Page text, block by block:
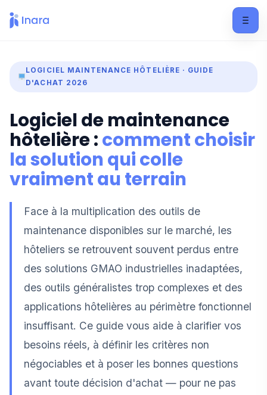
LOGICIEL MAINTENANCE HÔTELIÈRE · GUIDE
D'ACHAT 2026
Logiciel de maintenance
hôtelière :comment choisir
la solution qui colle
vraiment au terrain
Face à la multiplication des outils de
maintenance disponibles sur le marché, les
hôteliers se retrouvent souvent perdus entre
des solutions GMAO industrielles inadaptées,
des outils généralistes trop complexes et des
applications hôtelières au périmètre fonctionnel
insuffisant. Ce guide vous aide à clarifier vos
besoins réels, à définir les critères non
négociables et à poser les bonnes questions
avant toute décision d'achat — pour ne pas